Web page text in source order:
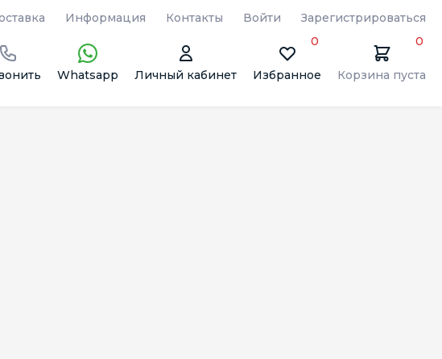
Информация Контакты Войти Зарегистрироваться
Whatsapp Личный кабинет Избранное
0
Корзина пуста
0